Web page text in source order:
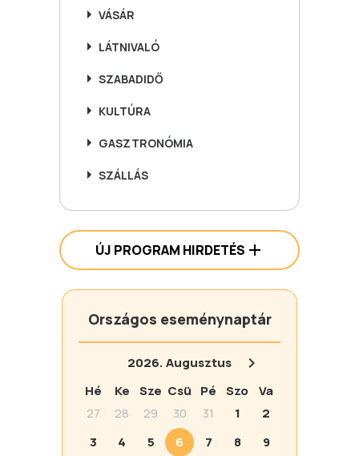
VÁSÁR
LÁTNIVALÓ
SZABADIDŐ
KULTÚRA
GASZTRONÓMIA
SZÁLLÁS
ÚJ PROGRAM HIRDETÉS
Országos eseménynaptár
2026.Augusztus
Hé
Ke Sze Csü Pé Szo
Va
27
28 29 30 31 1
2
3
4 5 6 7 8
9